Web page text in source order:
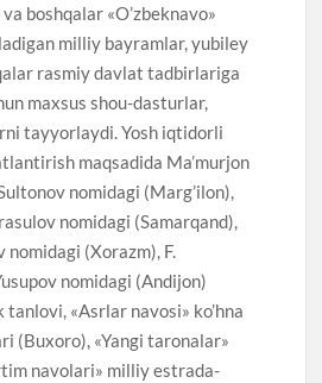
boshqalar «O’zbeknavo»
milliy bayramlar, yubiley
rasmiy davlat tadbirlariga
maxsus shou-dasturlar,
tayyorlaydi. Yosh iqtidorli
maqsadida Ma’murjon
nomidagi (Marg’ilon),
nomidagi (Samarqand),
(Xorazm), F.
nomidagi (Andijon)
tanlovi, «Asrlar navosi» ko’hna
(Buxoro), «Yangi taronalar»
navolari» milliy estrada-